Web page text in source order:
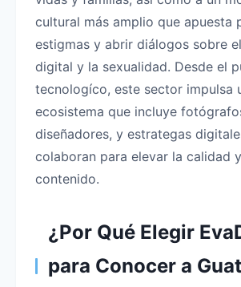
cultural más amplio que apuesta
estigmas y abrir diálogos sobre
digital y la sexualidad. Desde el
tecnologíco, este sector impulsa
ecosistema que incluye
diseñadores, y estrategas
colaboran para elevar la calidad
contenido.
¿Por Qué Elegir
para Conocer a